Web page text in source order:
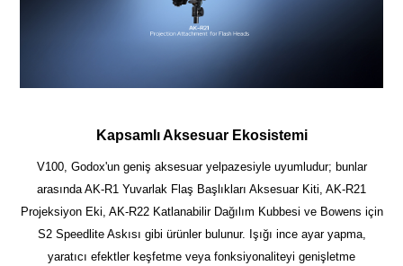
Kapsamlı Aksesuar Ekosistemi
V100, Godox'un geniş aksesuar yelpazesiyle uyumludur; bunlar
arasında AK-R1 Yuvarlak Flaş Başlıkları Aksesuar Kiti, AK-R21
Projeksiyon Eki, AK-R22 Katlanabilir Dağılım Kubbesi ve Bowens için
S2 Speedlite Askısı gibi ürünler bulunur. Işığı ince ayar yapma,
yaratıcı efektler keşfetme veya fonksiyonaliteyi genişletme